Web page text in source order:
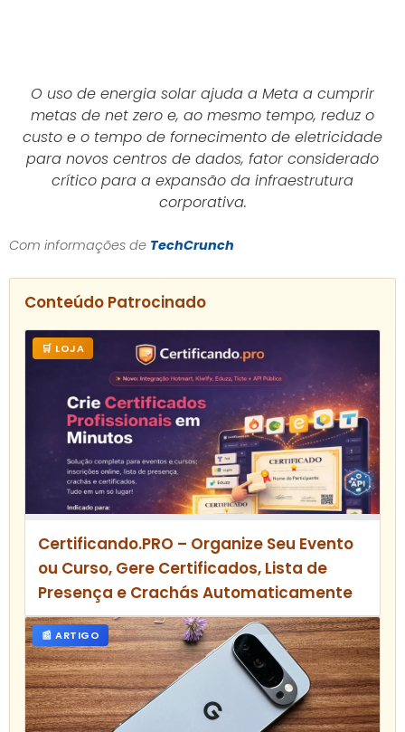
O uso de energia solar ajuda a Meta a cumprir
metas de net zero e, ao mesmo tempo, reduz o
custo e o tempo de fornecimento de eletricidade
para novos centros de dados, fator considerado
crítico para a expansão da infraestrutura
corporativa.
Com informações de TechCrunch
Conteúdo Patrocinado
🛒 LOJA
Certificando.PRO – Organize Seu Evento
ou Curso, Gere Certificados, Lista de
Presença e Crachás Automaticamente
📰 ARTIGO